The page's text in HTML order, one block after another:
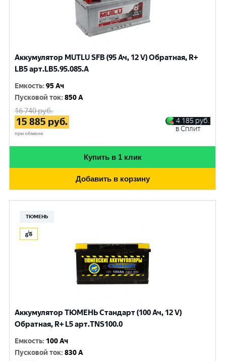
Аккумулятор MUTLU SFB (95 Ач, 12 V) Обратная, R+
LB5 арт.LВ5.95.085.A
Емкость:95 Ач
Пусковой ток:850 A
16 740руб.
15 885 руб.
при обмене
4 185 руб.
в Сплит
Купить в 1 клик
Добавить в корзину
ТЮМЕНЬ
Аккумулятор ТЮМЕНЬ Стандарт (100 Ач, 12 V)
Обратная, R+ L5 арт.TNS100.0
Емкость: 100 Ач
Пусковой ток:830 A